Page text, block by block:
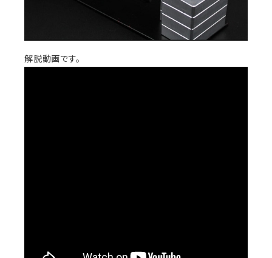
解説動画です。